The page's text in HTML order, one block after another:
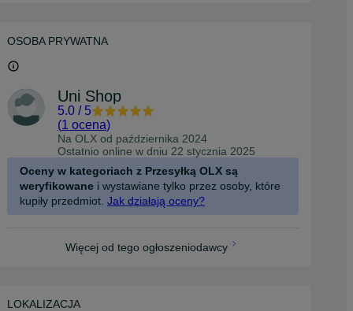
OSOBA PRYWATNA
Uni Shop
5.0 / 5
(1 ocena)
Na OLX od października 2024
Ostatnio online w dniu 22 stycznia 2025
Oceny w kategoriach z Przesyłką OLX są
weryfikowane i wystawiane tylko przez osoby, które
kupiły przedmiot. Jak działają oceny?
Więcej od tego ogłoszeniodawcy
LOKALIZACJA